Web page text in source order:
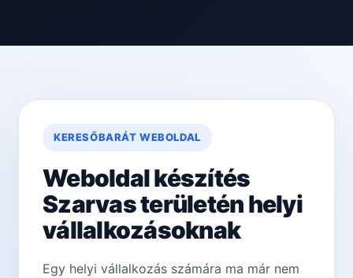
KERESŐBARÁT WEBOLDAL
Weboldal készítés
Szarvas területén helyi
vállalkozásoknak
Egy helyi vállalkozás számára ma már nem